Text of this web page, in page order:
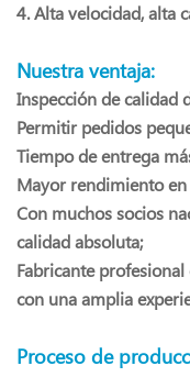
4. Alta velocidad, alta
Nuestra ventaja:
Inspección de calidad
Permitir pedidos
Tiempo de entrega
Mayor rendimiento
Con muchos socios
calidad absoluta;
Fabricante
con una amplia
Proceso de